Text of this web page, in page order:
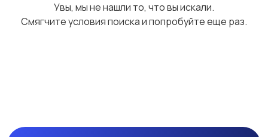
Увы, мы не нашли то, что вы искали.
Смягчите условия поиска и попробуйте еще раз.